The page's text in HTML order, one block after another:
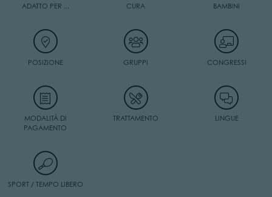
ADATTO PER ... CURA BAMBINI
POSIZIONE GRUPPI CONGRESSI
MODALITÀ DI
PAGAMENTO
TRATTAMENTO LINGUE
SPORT / TEMPO LIBERO